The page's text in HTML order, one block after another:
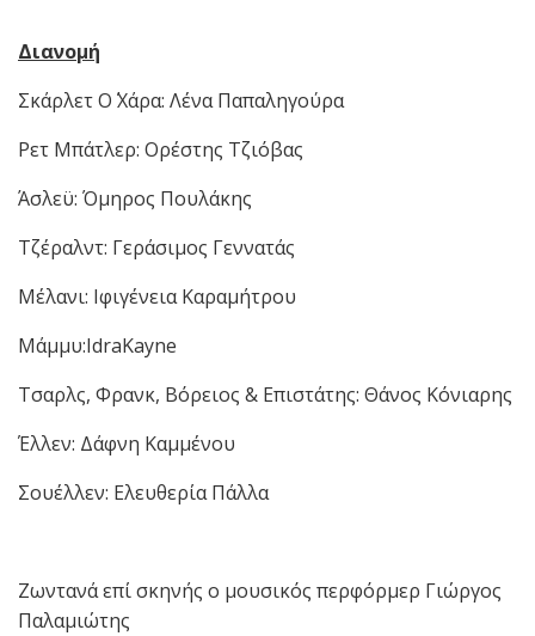
Διανομή
Σκάρλετ Ο΄ Χάρα: Λένα Παπαληγούρα
Ρετ Μπάτλερ: Ορέστης Τζιόβας
Άσλεϋ: Όμηρος Πουλάκης
Τζέραλντ: Γεράσιμος Γεννατάς
Μέλανι: Ιφιγένεια Καραμήτρου
Μάμμυ:IdraKayne
Τσαρλς, Φρανκ, Βόρειος & Επιστάτης: Θάνος Κόνιαρης
Έλλεν: Δάφνη Καμμένου
Σουέλλεν: Ελευθερία Πάλλα
Ζωντανά επί σκηνής ο μουσικός περφόρμερ Γιώργος
Παλαμιώτης